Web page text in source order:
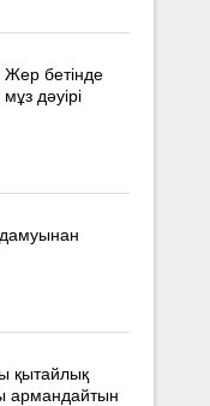
бетінде
дәуірі
қытайлық
армандайтын